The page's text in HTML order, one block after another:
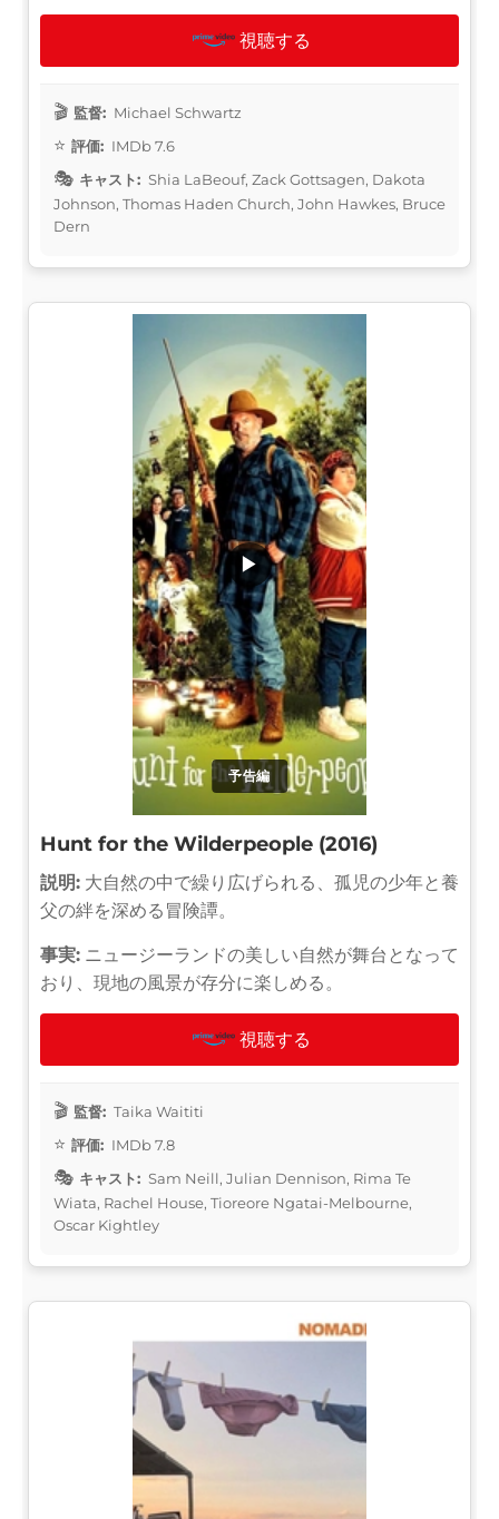
視聴する
監督: Michael Schwartz
評価: IMDb 7.6
キャスト: Shia LaBeouf, Zack Gottsagen, Dakota
Johnson, Thomas Haden Church, John Hawkes, Bruce
Dern
予告編
▶
Hunt for the Wilderpeople (2016)
説明: 大自然の中で繰り広げられる、孤児の少年と養
父の絆を深める冒険譚。
事実: ニュージーランドの美しい自然が舞台となって
おり、現地の風景が存分に楽しめる。
視聴する
監督: Taika Waititi
評価: IMDb 7.8
キャスト: Sam Neill, Julian Dennison, Rima Te
Wiata, Rachel House, Tioreore Ngatai-Melbourne,
Oscar Kightley